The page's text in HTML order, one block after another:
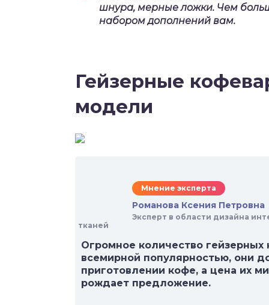
шнура, мерные ложки. Чем
набором дополнений вам.
Гейзерные
модели
Мнение эксперта
Романова Ксения Петровна
Эксперт в области дизайна
тканей
Огромное количество
всемирной популярностью, они
приготовлении кофе, а цена их
рождает предложение.